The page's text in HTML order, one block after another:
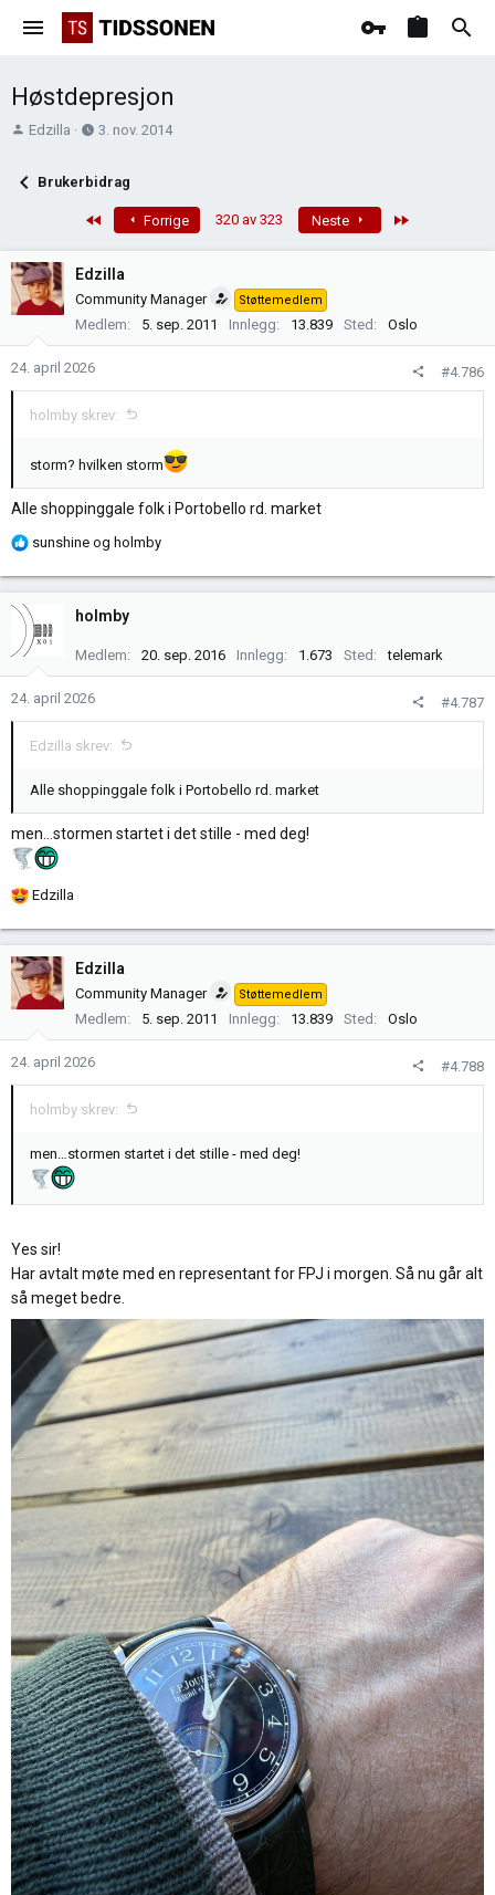
Høstdepresjon
T
å
a
r
t
Edzilla
O
p
e
e
t
3. nov. 2014
Brukerbidrag
Forrige 320 av 323 Neste
Edzilla
Community Manager Støttemedlem
Medlem 5. sep. 2011 Innlegg 13.839 Sted Oslo
24. april 2026 #4.786
holmby skrev:
storm? hvilken storm
Alle shoppinggale folk i Portobello rd. market
R
s
j
n
e
r
sunshine og holmby
holmby
Medlem 20. sep. 2016 Innlegg 1.673 Sted telemark
24. april 2026 #4.787
Edzilla skrev:
Alle shoppinggale folk i Portobello rd. market
men…stormen startet i det stille - med deg!
R
k
s
e
:
Edzilla
Edzilla
Community Manager Støttemedlem
Medlem 5. sep. 2011 Innlegg 13.839 Sted Oslo
24. april 2026 #4.788
holmby skrev:
men…stormen startet i det stille - med deg!
Yes sir!
Har avtalt møte med en representant for FPJ i morgen. Så nu går alt
så meget bedre.